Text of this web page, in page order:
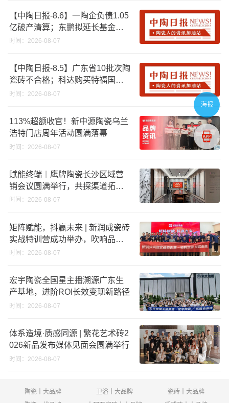
【中陶日报-8.6】一陶企负债1.05
亿破产清算；东鹏拟延长基金投
资期限；工信部开展建陶行业能
时间：2026-08-07
【中陶日报-8.5】广东省10批次陶
瓷砖不合格；科达购买特福国际
股份申请未通过；蒙娜丽莎5千万
破18亿元
时间：2026-08-07
113%超额收官！新中源陶瓷乌兰
浩特门店周年活动圆满落幕
时间：2026-08-07
赋能终端︱鹰牌陶瓷长沙区域营
销会议圆满举行，共探渠道拓展
与门店升级新路径
时间：2026-08-07
矩阵赋能，抖赢未来 | 新润成瓷砖
实战特训营成功举办，吹响品牌
秋季营销冲锋号！
时间：2026-08-07
宏宇陶瓷全国星主播溯源广东生
产基地，进阶ROI长效变现新路径
时间：2026-08-07
体系造境·质感同源 | 繁花艺术砖2
026新品发布媒体见面会圆满举行
时间：2026-08-07
陶瓷十大品牌 卫浴十大品牌
瓷砖十大品牌
海报